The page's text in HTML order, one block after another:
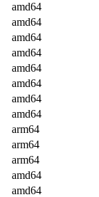
amd64
amd64
amd64
amd64
amd64
amd64
amd64
amd64
arm64
arm64
arm64
amd64
amd64